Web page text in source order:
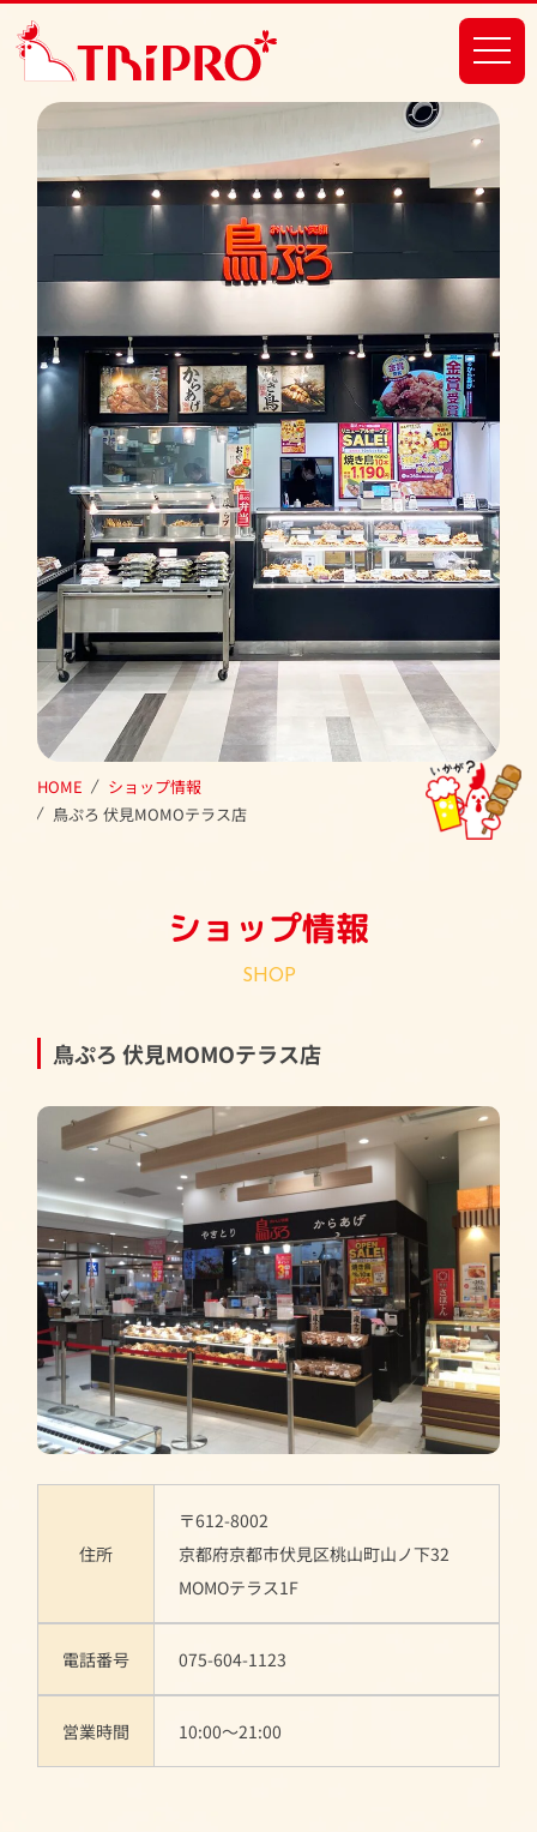
HOME
ショップ情報
鳥ぷろ 伏見MOMOテラス店
ショップ情報
SHOP
鳥ぷろ 伏見MOMOテラス店
住所
〒612-8002
京都府京都市伏見区桃山町山ノ下32
MOMOテラス1F
電話番号 075-604-1123
営業時間 10:00～21:00